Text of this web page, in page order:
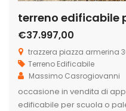
terreno edificabile
€37.997,00
trazzera piazza armerina
Terreno Edificabile
Massimo Casrogiovanni
occasione in vendita di
edificabile per scuola o